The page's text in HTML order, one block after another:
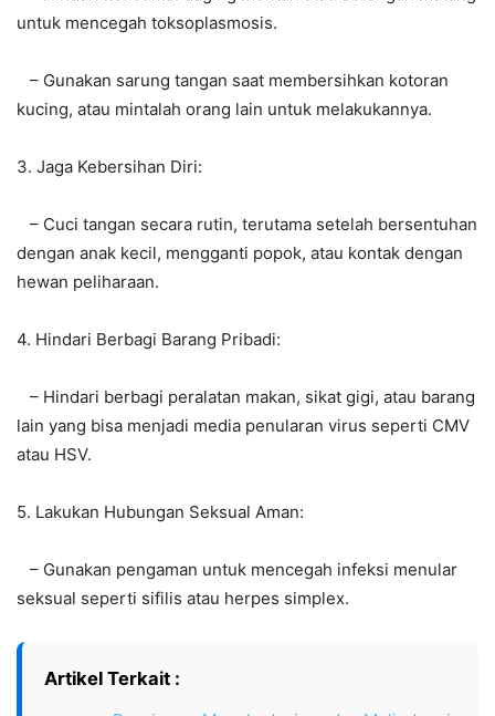
untuk mencegah toksoplasmosis.
– Gunakan sarung tangan saat membersihkan kotoran
kucing, atau mintalah orang lain untuk melakukannya.
3. Jaga Kebersihan Diri:
– Cuci tangan secara rutin, terutama setelah bersentuhan
dengan anak kecil, mengganti popok, atau kontak dengan
hewan peliharaan.
4. Hindari Berbagi Barang Pribadi:
– Hindari berbagi peralatan makan, sikat gigi, atau barang
lain yang bisa menjadi media penularan virus seperti CMV
atau HSV.
5. Lakukan Hubungan Seksual Aman:
– Gunakan pengaman untuk mencegah infeksi menular
seksual seperti sifilis atau herpes simplex.
Artikel Terkait :